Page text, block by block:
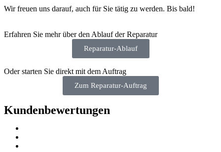
Wir freuen uns darauf, auch für Sie tätig zu werden. Bis bald!
Erfahren Sie mehr über den Ablauf der Reparatur
Reparatur-Ablauf
Oder starten Sie direkt mit dem Auftrag
Zum Reparatur-Auftrag
Kundenbewertungen